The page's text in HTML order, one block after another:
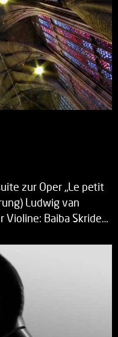
zur Oper „Le petit
Ludwig van
Violine: Baiba Skride…